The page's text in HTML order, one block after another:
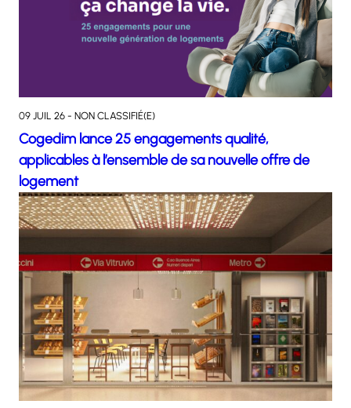
09 JUIL 26 - NON CLASSIFIÉ(E)
Cogedim lance 25 engagements qualité,
applicables à l’ensemble de sa nouvelle offre de
logement